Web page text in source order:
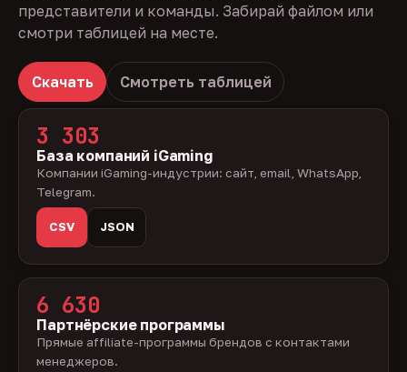
представители и команды. Забирай файлом или
смотри таблицей на месте.
Скачать Смотреть таблицей
3 303
База компаний iGaming
Компании iGaming-индустрии: сайт, email, WhatsApp,
Telegram.
CSV JSON
6 630
Партнёрские программы
Прямые affiliate-программы брендов с контактами
менеджеров.